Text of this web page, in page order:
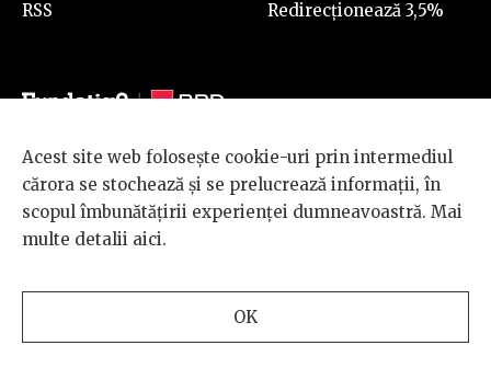
RSS
Redirecționează 3,5%
© 2026 BRD Groupe Société Générale, toate drepturile rezervate.
Scena 9 este un proiect sustinut de
BRD GROUPE SOCIÉTÉ
GÉNÉRALE
Acest site web folosește cookie-uri prin intermediul
cărora se stochează și se prelucrează informații, în
scopul îmbunătățirii experienței dumneavoastră. Mai
multe detalii aici.
OK